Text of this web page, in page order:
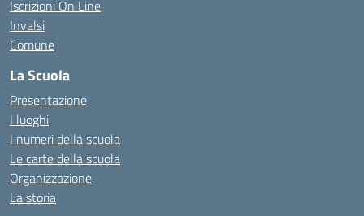
Iscrizioni On Line
Invalsi
Comune
La Scuola
Presentazione
I luoghi
I numeri della scuola
Le carte della scuola
Organizzazione
La storia